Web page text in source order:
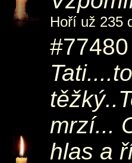
Hoří už 235
#77480
mrzí...
hlas a